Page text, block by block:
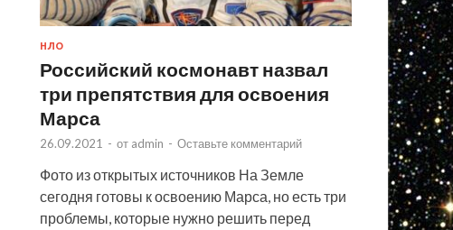
НЛО
Российский космонавт назвал
три препятствия для освоения
Марса
26.09.2021 - от admin - Оставьте комментарий
Фото из открытых источников На Земле
сегодня готовы к освоению Марса, но есть три
проблемы, которые нужно решить перед